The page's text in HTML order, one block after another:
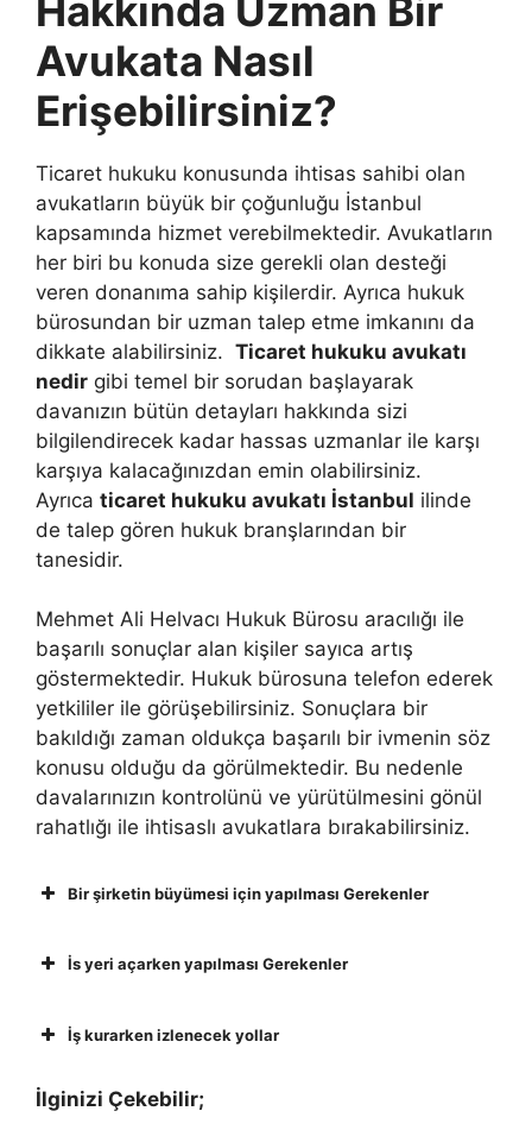
Hakkında Uzman Bir
Avukata Nasıl
Erişebilirsiniz?
Ticaret hukuku konusunda ihtisas sahibi olan
avukatların büyük bir çoğunluğu İstanbul
kapsamında hizmet verebilmektedir. Avukatların
her biri bu konuda size gerekli olan desteği
veren donanıma sahip kişilerdir. Ayrıca hukuk
bürosundan bir uzman talep etme imkanını da
dikkate alabilirsiniz. Ticaret hukuku avukatı
nedir gibi temel bir sorudan başlayarak
davanızın bütün detayları hakkında sizi
bilgilendirecek kadar hassas uzmanlar ile karşı
karşıya kalacağınızdan emin olabilirsiniz.
Ayrıca ticaret hukuku avukatı İstanbul ilinde
de talep gören hukuk branşlarından bir
tanesidir.
Mehmet Ali Helvacı Hukuk Bürosu aracılığı ile
başarılı sonuçlar alan kişiler sayıca artış
göstermektedir. Hukuk bürosuna telefon ederek
yetkililer ile görüşebilirsiniz. Sonuçlara bir
bakıldığı zaman oldukça başarılı bir ivmenin söz
konusu olduğu da görülmektedir. Bu nedenle
davalarınızın kontrolünü ve yürütülmesini gönül
rahatlığı ile ihtisaslı avukatlara bırakabilirsiniz.
Bir şirketin büyümesi için yapılması Gerekenler
İs yeri açarken yapılması Gerekenler
İş kurarken izlenecek yollar
İlginizi Çekebilir;